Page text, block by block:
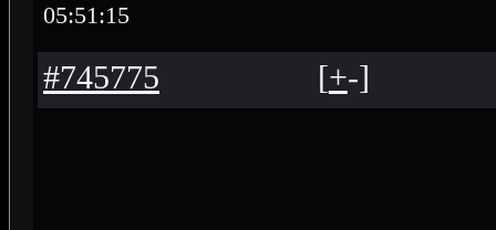
05:51:15
#745775 [+-]